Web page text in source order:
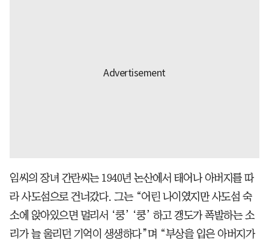
임씨의 장녀 간란씨는 1940년 논산에서 태어나 아버지를 따
라 사도섬으로 건너갔다. 그는 “어린 나이였지만 사도섬 숙
소에 앉아있으면 멀리서 ‘쿵’ ‘쿵’ 하고 갱도가 폭발하는 소
리가 늘 울리던 기억이 생생하다”며 “부상을 입은 아버지가